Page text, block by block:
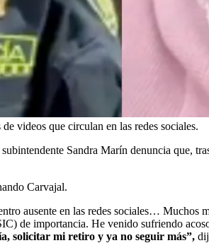
de videos que circulan en las redes sociales.
Sandra Marín denuncia que,
Carvajal.
ausente en las redes sociales… Muchos
de importancia. He venido sufriendo
solicitar mi retiro y ya no seguir más”,